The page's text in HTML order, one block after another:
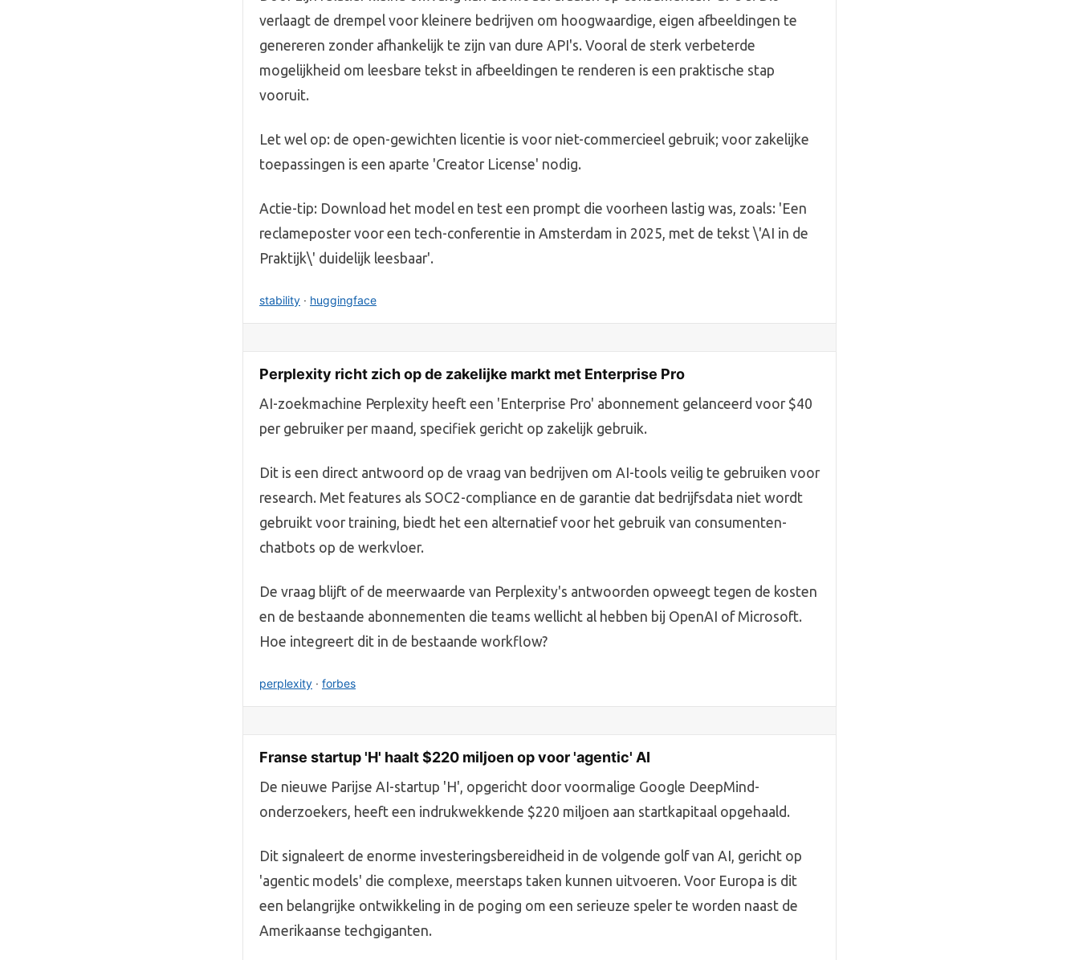
verlaagt de drempel voor kleinere bedrijven om hoogwaardige, eigen afbeeldingen te
genereren zonder afhankelijk te zijn van dure API's. Vooral de sterk verbeterde
mogelijkheid om leesbare tekst in afbeeldingen te renderen is een praktische stap
vooruit.
Let wel op: de open-gewichten licentie is voor niet-commercieel gebruik; voor zakelijke
toepassingen is een aparte 'Creator License' nodig.
Actie-tip: Download het model en test een prompt die voorheen lastig was, zoals: 'Een
reclameposter voor een tech-conferentie in Amsterdam in 2025, met de tekst \'AI in de
Praktijk\' duidelijk leesbaar'.
stability · huggingface
Perplexity richt zich op de zakelijke markt met Enterprise Pro
AI-zoekmachine Perplexity heeft een 'Enterprise Pro' abonnement gelanceerd voor $40
per gebruiker per maand, specifiek gericht op zakelijk gebruik.
Dit is een direct antwoord op de vraag van bedrijven om AI-tools veilig te gebruiken voor
research. Met features als SOC2-compliance en de garantie dat bedrijfsdata niet wordt
gebruikt voor training, biedt het een alternatief voor het gebruik van consumenten-
chatbots op de werkvloer.
De vraag blijft of de meerwaarde van Perplexity's antwoorden opweegt tegen de kosten
en de bestaande abonnementen die teams wellicht al hebben bij OpenAI of Microsoft.
Hoe integreert dit in de bestaande workflow?
perplexity · forbes
Franse startup 'H' haalt $220 miljoen op voor 'agentic' AI
De nieuwe Parijse AI-startup 'H', opgericht door voormalige Google DeepMind-
onderzoekers, heeft een indrukwekkende $220 miljoen aan startkapitaal opgehaald.
Dit signaleert de enorme investeringsbereidheid in de volgende golf van AI, gericht op
'agentic models' die complexe, meerstaps taken kunnen uitvoeren. Voor Europa is dit
een belangrijke ontwikkeling in de poging om een serieuze speler te worden naast de
Amerikaanse techgiganten.